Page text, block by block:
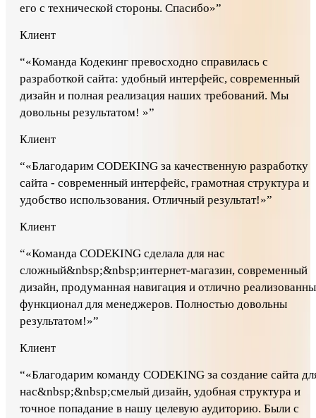
его с технической стороны. Спасибо»”
Клиент
“«Команда Кодекинг превосходно справилась с
разработкой сайта: удобный интерфейс, современный
дизайн и полная реализация наших требований. Мы
довольны результатом! »”
Клиент
“«Благодарим CODEKING за качественную разработку
сайта - современный интерфейс, грамотная структура и
удобство использования. Отличный результат!»”
Клиент
“«Команда CODEKING сделала для нас
сложный&nbsp;&nbsp;интернет-магазин, современный
дизайн, продуманная навигация и отлично
функционал для менеджеров. Полностью довольны
результатом!»”
Клиент
“«Благодарим команду CODEKING за создание сайта
нас&nbsp;&nbsp;смелый дизайн, удобная структура и
точное попадание в нашу целевую аудиторию. Были с